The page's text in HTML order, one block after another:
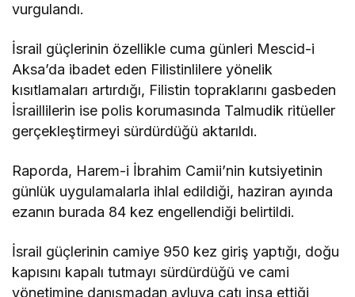
vurgulandı.
İsrail güçlerinin özellikle cuma günleri Mescid-i
Aksa’da ibadet eden Filistinlilere yönelik
kısıtlamaları artırdığı, Filistin topraklarını gasbeden
İsraillilerin ise polis korumasında Talmudik ritüeller
gerçekleştirmeyi sürdürdüğü aktarıldı.
Raporda, Harem-i İbrahim Camii’nin kutsiyetinin
günlük uygulamalarla ihlal edildiği, haziran ayında
ezanın burada 84 kez engellendiği belirtildi.
İsrail güçlerinin camiye 950 kez giriş yaptığı, doğu
kapısını kapalı tutmayı sürdürdüğü ve cami
yönetimine danışmadan avluya çatı inşa ettiği